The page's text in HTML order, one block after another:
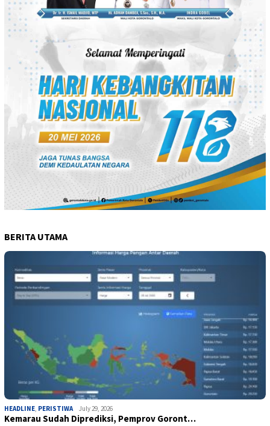
BERITA UTAMA
HEADLINE PERISTIWA July 29, 2026
Kemarau Sudah Diprediksi, Pemprov Goront…